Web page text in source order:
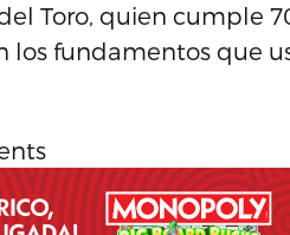
Toro, quien cumple
los fundamentos que